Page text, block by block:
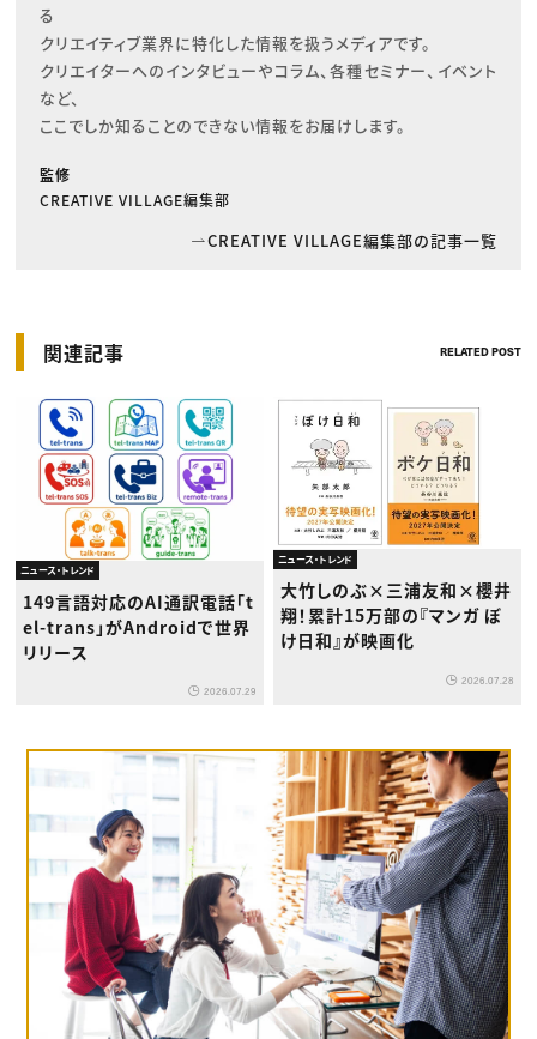
る
クリエイティブ業界に特化した情報を扱うメディアです。
クリエイターへのインタビューやコラム、各種セミナー、イベント
など、
ここでしか知ることのできない情報をお届けします。
監修
CREATIVE VILLAGE編集部
CREATIVE VILLAGE編集部の記事一覧
関連記事 RELATED POST
ニュース・トレンド
149言語対応のAI通訳電話「t
el-trans」がAndroidで世界
リリース
2026.07.29
ニュース・トレンド
大竹しのぶ×三浦友和×櫻井
翔！累計15万部の『マンガ ぼ
け日和』が映画化
2026.07.28